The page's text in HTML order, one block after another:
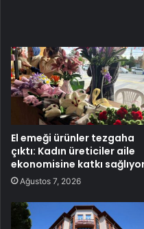
El emeği ürünler tezgaha
çıktı: Kadın üreticiler aile
ekonomisine katkı
Ağustos 7, 2026